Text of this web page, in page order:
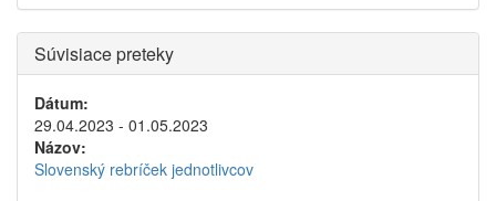
Súvisiace preteky
Dátum:
29.04.2023 - 01.05.2023
Názov:
Slovenský rebríček jednotlivcov